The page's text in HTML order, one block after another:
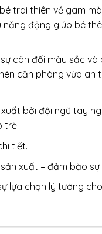
trai thiên về gam
động giúp bé
cân đối màu sắc
căn phòng vừa an
bởi đội ngũ tay
trẻ.
tiết.
xuất – đảm bảo
lựa chọn lý tưởng